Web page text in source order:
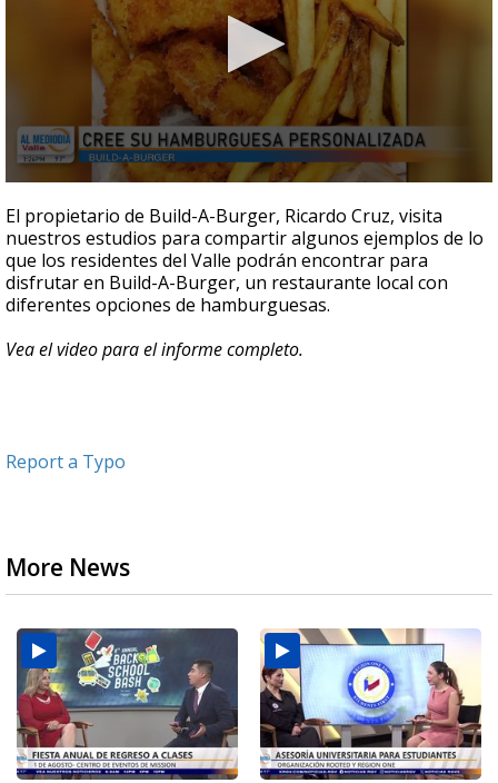
seconds
of
5
minutes,
36
seconds
El propietario de Build-A-Burger, Ricardo Cruz, visita
nuestros estudios para compartir algunos ejemplos de lo
que los residentes del Valle podrán encontrar para
disfrutar en Build-A-Burger, un restaurante local con
diferentes opciones de hamburguesas.
Vea el video para el informe completo.
Report a Typo
More News